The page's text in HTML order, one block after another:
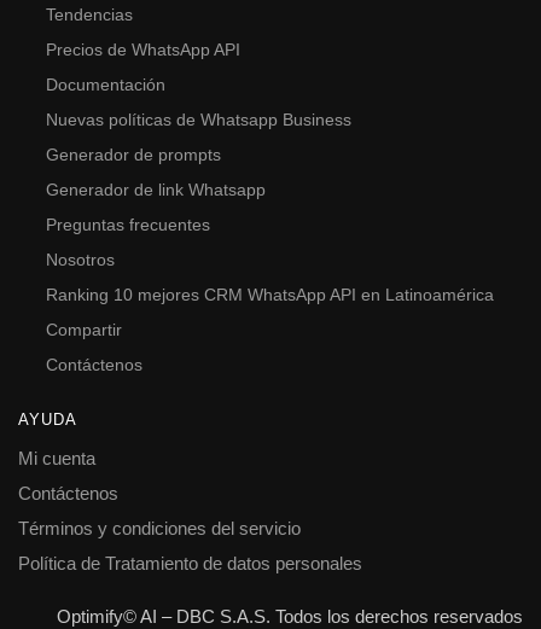
Tendencias
Precios de WhatsApp API
Documentación
Nuevas políticas de Whatsapp Business
Generador de prompts
Generador de link Whatsapp
Preguntas frecuentes
Nosotros
Ranking 10 mejores CRM WhatsApp API en Latinoamérica
Compartir
Contáctenos
AYUDA
Mi cuenta
Contáctenos
Términos y condiciones del servicio
Política de Tratamiento de datos personales
Optimify© AI – DBC S.A.S. Todos los derechos reservados